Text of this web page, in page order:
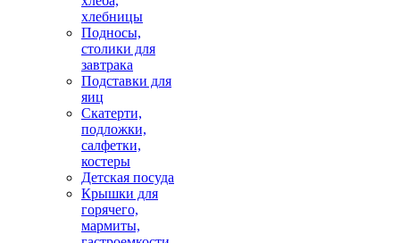
хлебницы
Подносы,
столики для
завтрака
Подставки для
яиц
Скатерти,
подложки,
салфетки,
костеры
Детская посуда
Крышки для
горячего,
мармиты,